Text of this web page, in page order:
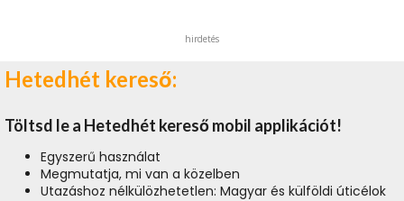
hirdetés
Hetedhét kereső:
Töltsd le a Hetedhét kereső mobil applikációt!
Egyszerű használat
Megmutatja, mi van a közelben
Utazáshoz nélkülözhetetlen: Magyar és külföldi úticélok